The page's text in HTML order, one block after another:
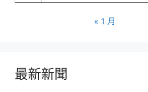
« 1 月
最新新聞